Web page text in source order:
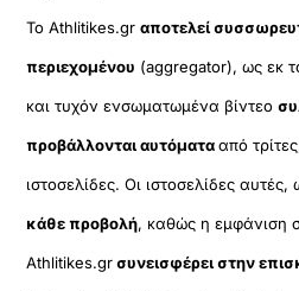
Το Athlitikes.grαποτελεί
περιεχομένου (aggregator), ως εκ
και τυχόν ενσωματωμένα βίντεο
προβάλλονται αυτόματααπό
ιστοσελίδες. Οι ιστοσελίδες αυτές,
κάθε προβολή, καθώς η εμφάνιση
Athlitikes.grσυνεισφέρει στην